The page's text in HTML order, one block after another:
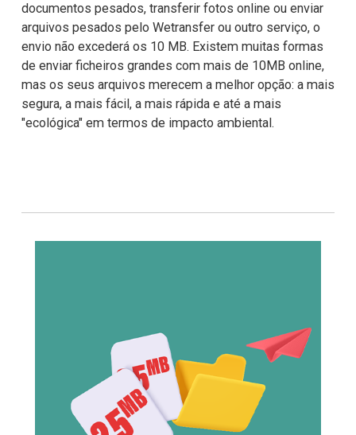
documentos pesados, transferir fotos online ou enviar
arquivos pesados pelo Wetransfer ou outro serviço, o
envio não excederá os 10 MB. Existem muitas formas
de enviar ficheiros grandes com mais de 10MB online,
mas os seus arquivos merecem a melhor opção: a mais
segura, a mais fácil, a mais rápida e até a mais
"ecológica" em termos de impacto ambiental.